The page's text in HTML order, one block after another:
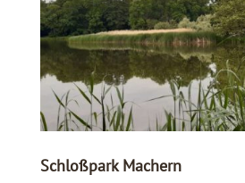
Schloßpark Machern